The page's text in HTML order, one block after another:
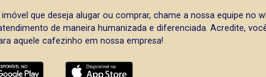
que deseja alugar ou comprar, chame a nossa equipe no
de maneira humanizada e diferenciada. Acredite,
aquele cafezinho em nossa empresa!